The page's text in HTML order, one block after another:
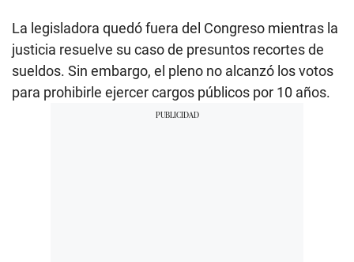
La legisladora quedó fuera del Congreso mientras la
justicia resuelve su caso de presuntos recortes de
sueldos. Sin embargo, el pleno no alcanzó los votos
para prohibirle ejercer cargos públicos por 10 años.